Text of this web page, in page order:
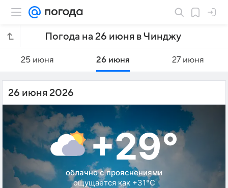
Погода на 26 июня в Чинджу
25 июня 26 июня 27 июня
26 июня 2026
+29°
облачно с прояснениями
ощущается как +31°C